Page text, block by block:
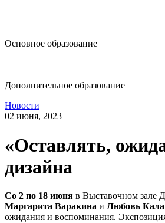
Основное образование
Дополнительное образование
Новости
02 июня, 2023
«Оставлять,
дизайна
Со 2 по 18 июня в Выставочном зале
Маргарита Варакина и Любовь
ожидания и воспоминания.